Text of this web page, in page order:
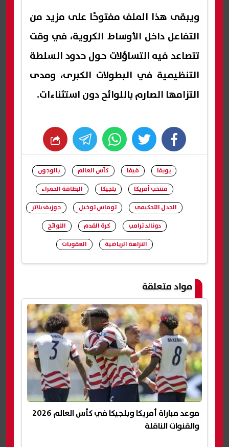
ويبقى هذا الملف مفتوحًا على مزيد من
التفاعل داخل الأوساط الكروية، في وقت
تتصاعد فيه التساؤلات حول حدود السلطة
التنظيمية في البطولات الكبرى، ومدى
التزامها الصارم باللوائح دون استثناءات.
facebook
twitter
whats
يويفا فيفا كأس العالم
بالوجون
منتخب أمريكا
بلجيكا
البطاقة الحمراء
الجدل التحكيمي
توماس توخيل
جوزيف بلاتر
دونالد ترامب
كرة القدم
اللوائح
النزاهة الرياضية
العقوبات
مواد متعلقة
موعد مباراة أمريكا وبلجيكا في كأس العالم 2026
والقنوات الناقلة